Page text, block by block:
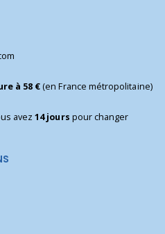
à 58 €(en France métropolitaine)
avez14 jours pour changer